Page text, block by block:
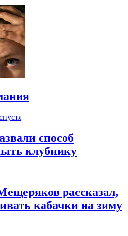
способ
клубнику
рассказал,
кабачки на зиму